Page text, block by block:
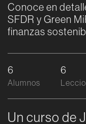
Conoce en
SFDR y Green
finanzas
6
Alumnos
6
Un curso de